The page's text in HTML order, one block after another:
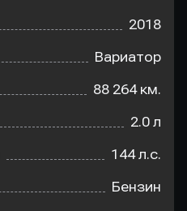
2018
Вариатор
88 264 км.
2.0 л
144 л.с.
Бензин